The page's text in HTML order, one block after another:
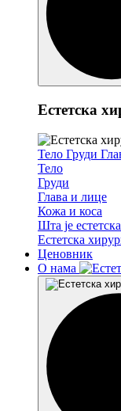
Естетска
Тело Груди
Тело
Груди
Глава и лице
Кожа и коса
Шта је
Естетска
Ценовник
О нама